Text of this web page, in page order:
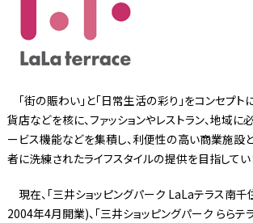
「街の賑わい」と「日常生活の彩り」をコンセプ
貨店などを核に、ファッションやレストラン、地域
ービス機能などを集積し、利便性の高い商業施設
者に洗練されたライフスタイルの提供を目指してい
現在、「三井ショッピングパーク LaLaテラス南千
2004年4月開業)、「三井ショッピングパーク ららテ